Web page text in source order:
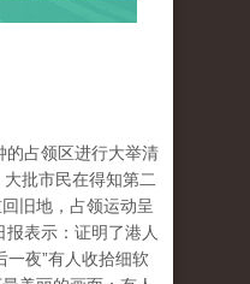
的占领区进行大举清
批市民在得知第二
旧地，占领运动呈
表示：证明了港人
一夜”有人收拾细软